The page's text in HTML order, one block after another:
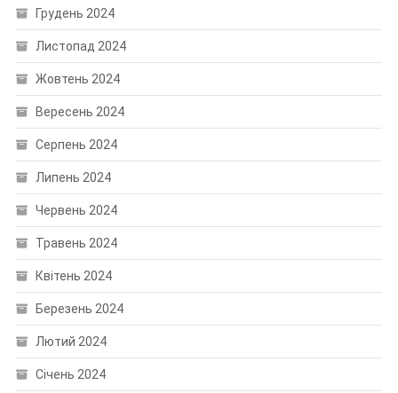
Грудень 2024
Листопад 2024
Жовтень 2024
Вересень 2024
Серпень 2024
Липень 2024
Червень 2024
Травень 2024
Квітень 2024
Березень 2024
Лютий 2024
Січень 2024